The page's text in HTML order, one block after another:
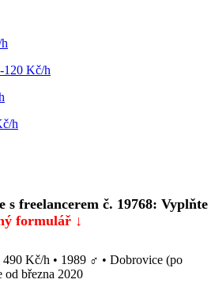
120 Kč/h
h
s freelancerem č. 19768: Vyplňte
formulář ↓
490 Kč/h • 1989 ♂ • Dobrovice (po
od března 2020